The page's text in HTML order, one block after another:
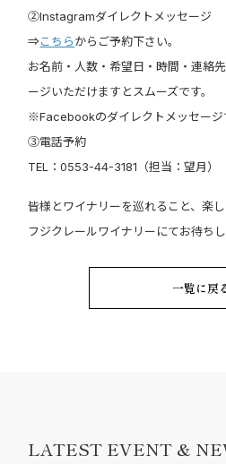
②Instagramダイレクトメッセージ
⇒こちらからご予約下さい。
お名前・人数・希望日・時間・連絡
ージいただけますとスムーズです。
※Facebookのダイレクトメッセージ
③電話予約
TEL：0553-44-3181（担当：望月）
皆様とワイナリーを巡れること、楽し
フジクレールワイナリーにてお待ちし
一覧に戻
LATEST EVENT &